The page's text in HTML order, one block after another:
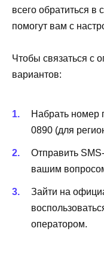
всего обратиться
помогут вам с
Чтобы связаться с
вариантов:
Набрать номер
0890 (для
Отправить
вашим
Зайти на
оператором.